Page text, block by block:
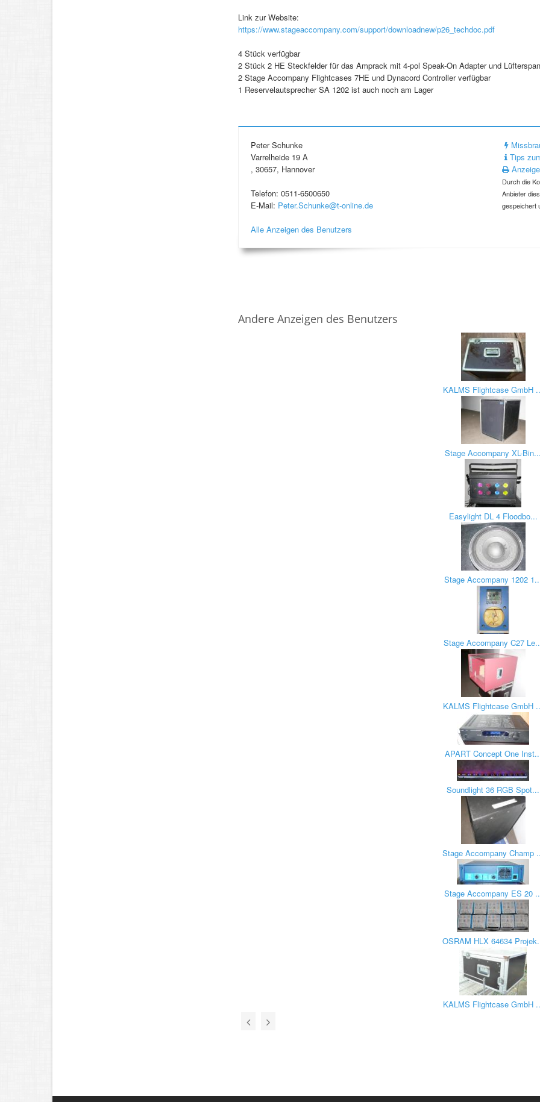
Link zur Website:
https://www.stageaccompany.com/support/downloadnew/p26_techdoc.pdf
4 Stück verfügbar
2 Stück 2 HE Steckfelder für das Amprack mit 4-pol Speak-On Adapter und
2 Stage Accompany Flightcases 7HE und Dynacord Controller verfügbar
1 Reservelautsprecher SA 1202 ist auch noch am Lager
Peter Schunke
Varrelheide 19 A
, 30657, Hannover
Telefon: 0511-6500650
E-Mail: Peter.Schunke@t-online.de
Alle Anzeigen des Benutzers
Tips
Durch die
Anbieter
gespeichert
Andere Anzeigen des Benutzers
KALMS Flightcase GmbH
Stage Accompany XL-
Easylight DL 4 Floodbo...
Stage Accompany 1202
Stage Accompany C27
KALMS Flightcase GmbH
APART Concept One
Soundlight 36 RGB Spot...
Stage Accompany Champ
Stage Accompany ES 20
OSRAM HLX 64634
KALMS Flightcase GmbH